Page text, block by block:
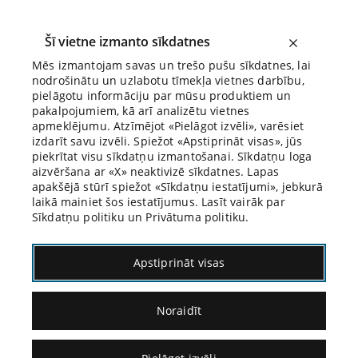
Šī vietne izmanto sīkdatnes
Mēs izmantojam savas un trešo pušu sīkdatnes, lai
nodrošinātu un uzlabotu tīmekļa vietnes darbību,
pielāgotu informāciju par mūsu produktiem un
pakalpojumiem, kā arī analizētu vietnes
apmeklējumu. Atzīmējot «Pielāgot izvēli», varēsiet
izdarīt savu izvēli. Spiežot «Apstiprināt visas», jūs
piekrītat visu sīkdatņu izmantošanai. Sīkdatņu loga
aizvēršana ar «X» neaktivizē sīkdatnes. Lapas
apakšējā stūrī spiežot «Sīkdatņu iestatījumi», jebkurā
laikā mainiet šos iestatījumus. Lasīt vairāk par
Sīkdatņu politiku un Privātuma politiku.
Apstiprināt visas
Noraidīt
Biroja Blogs
26.04.2017.
Bezdarbība ≠ zādzība
“A” un “B” tiek apsūdzēti pēc
Krimināllikuma 319. panta otrās